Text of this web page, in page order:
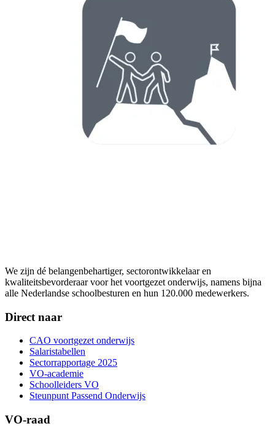
We zijn dé belangenbehartiger, sectorontwikkelaar en
kwaliteitsbevorderaar voor het voortgezet onderwijs, namens bijna
alle Nederlandse schoolbesturen en hun 120.000 medewerkers.
Direct naar
CAO voortgezet onderwijs
Salaristabellen
Sectorrapportage 2025
VO-academie
Schoolleiders VO
Steunpunt Passend Onderwijs
VO-raad